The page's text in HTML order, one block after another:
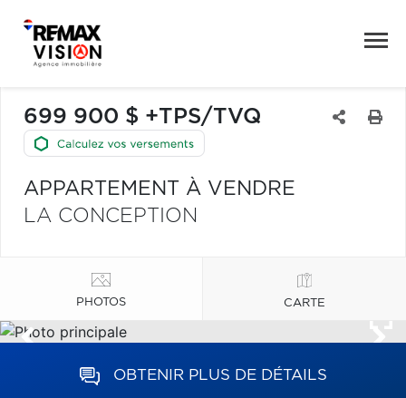
699 900 $ +TPS/TVQ
APPARTEMENT À VENDRE
LA CONCEPTION
PHOTOS CARTE
OBTENIR PLUS DE DÉTAILS